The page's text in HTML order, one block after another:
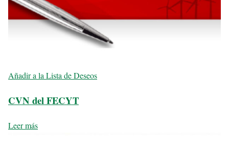
Añadir a la Lista de Deseos
CVN del FECYT
Leer más